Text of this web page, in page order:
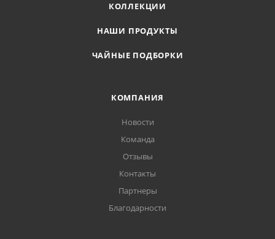
КОЛЛЕКЦИИ
НАШИ ПРОДУКТЫ
ЧАЙНЫЕ ПОДБОРКИ
КОМПАНИЯ
Новости
Команда
Отзывы
Контакты
Партнеры
Благодарности